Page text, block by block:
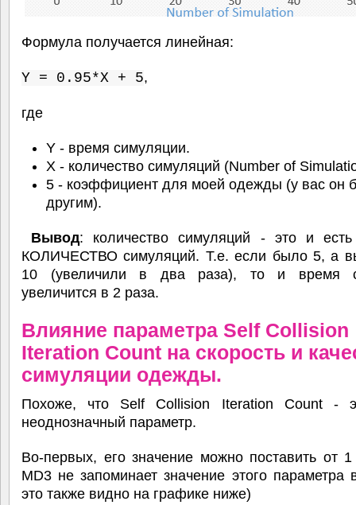
Формула получается линейная:
Y = 0.95*X + 5,
где
Y - время симуляции.
X - количество симуляций (Number of
5 - коэффициент для моей одежды (у вас он
другим).
Вывод: количество симуляций - это и
КОЛИЧЕСТВО симуляций. Т.е. если было 5, а
10 (увеличили в два раза), то и время
увеличится в 2 раза.
Влияние параметра Self Collision
Iteration Count на скорость и
симуляции одежды.
Похоже, что Self Collision Iteration Count -
неоднозначный параметр.
Во-первых, его значение можно поставить от
MD3 не запоминает значение этого
это также видно на графике ниже)